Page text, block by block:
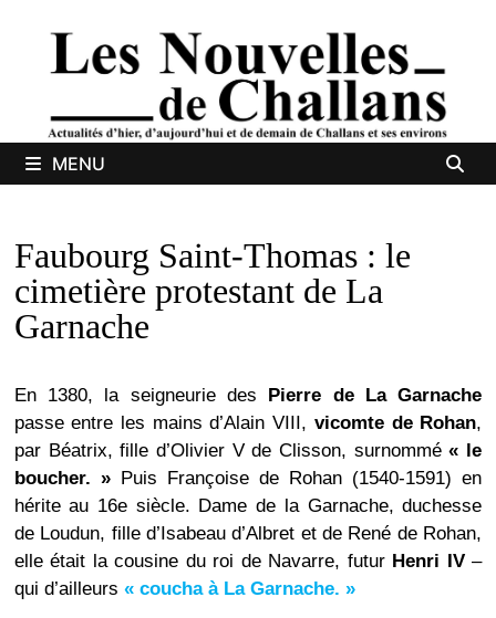
MENU
Faubourg Saint-Thomas : le
cimetière protestant de La
Garnache
En 1380, la seigneurie des
Pierre de La Garnache
passe entre les mains d’Alain VIII, vicomte de Rohan,
par Béatrix, fille d’Olivier V de Clisson, surnommé« le
boucher. »Puis Françoise de Rohan (1540-1591) en
hérite au 16e siècle. Dame de la Garnache, duchesse
de Loudun, fille d’Isabeau d’Albret et de René de Rohan,
elle était la cousine du roi de Navarre, futur Henri IV–
qui d’ailleurs « coucha à La Garnache. »